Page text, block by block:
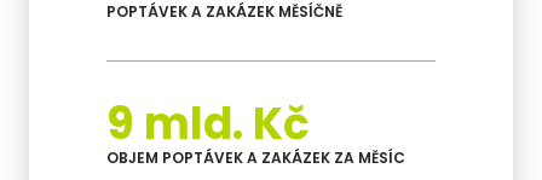
POPTÁVEK A ZAKÁZEK MĚSÍČNĚ
9 mld. Kč
OBJEM POPTÁVEK A ZAKÁZEK ZA MĚSÍC